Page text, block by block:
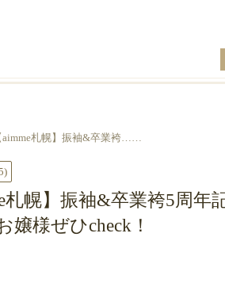
aimme札幌】振袖&卒業袴……
札幌】振袖&卒業袴5周
嬢様ぜひcheck！